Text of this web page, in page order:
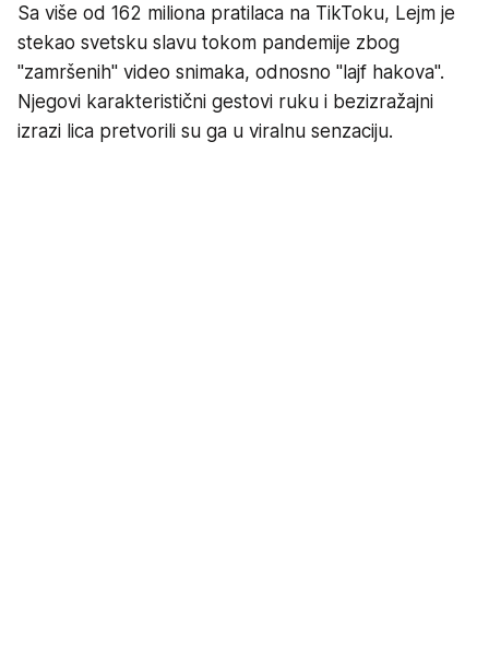
Sa više od 162 miliona pratilaca na TikToku, Lejm je
stekao svetsku slavu tokom pandemije zbog
"zamršenih" video snimaka, odnosno "lajf hakova".
Njegovi karakteristični gestovi ruku i bezizražajni
izrazi lica pretvorili su ga u viralnu senzaciju.